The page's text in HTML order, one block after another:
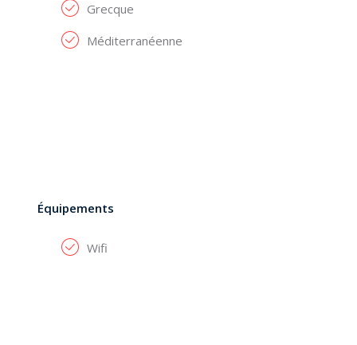
Grecque
Méditerranéenne
Équipements
Wifi